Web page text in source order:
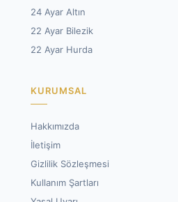
24 Ayar Altın
22 Ayar Bilezik
22 Ayar Hurda
KURUMSAL
Hakkımızda
İletişim
Gizlilik Sözleşmesi
Kullanım Şartları